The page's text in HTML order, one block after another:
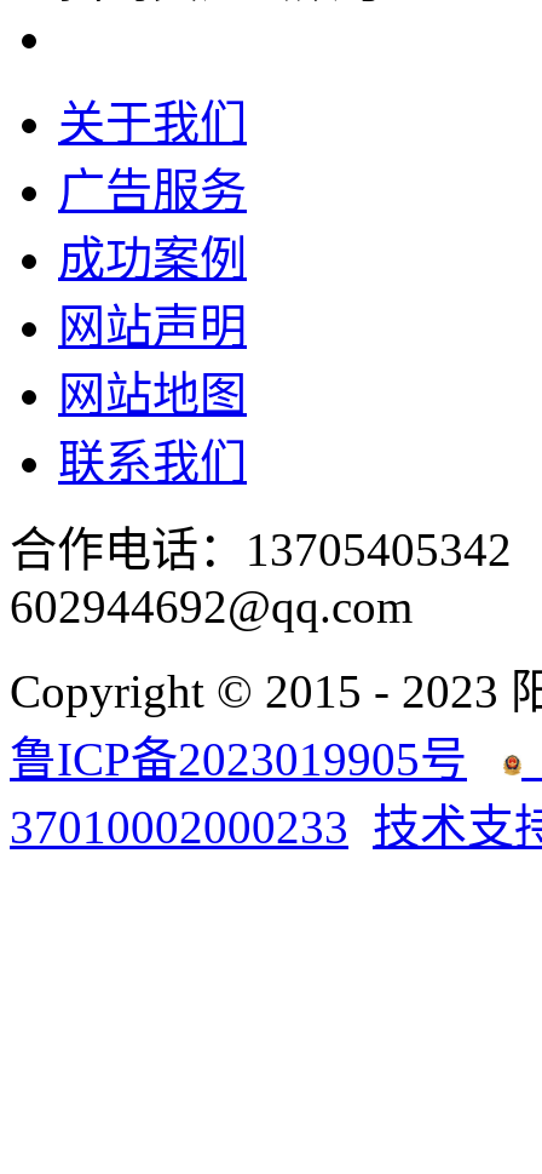
关于我们
广告服务
成功案例
网站声明
网站地图
联系我们
合作电话：
602944692@qq.com
Copyright © 2015 - 2023
鲁ICP备2023019905号
37010002000233 技术支